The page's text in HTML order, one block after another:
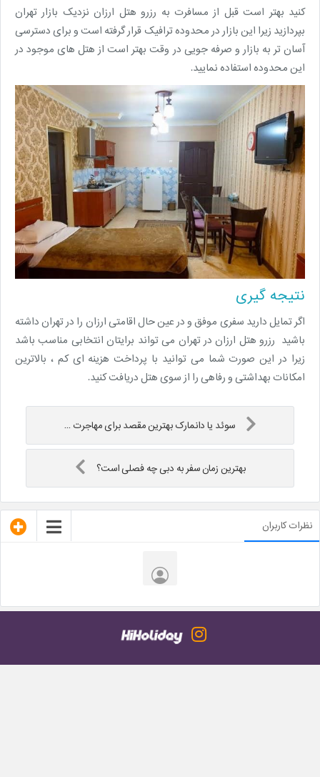
کنید بهتر است قبل از مسافرت به رزرو هتل ارزان نزدیک بازار تهران
بپردازید زیرا این بازار در محدوده ترافیک قرار گرفته است و برای دسترسی
آسان تر به بازار و صرفه جویی در وقت بهتر است از هتل های موجود در
این محدوده استفاده نمایید.
نتیجه گیری
اگر تمایل دارید سفری موفق و در عین حال اقامتی ارزان را در تهران داشته
باشید رزرو هتل ارزان در تهران می تواند برایتان انتخابی مناسب باشد
زیرا در این صورت شما می توانید با پرداخت هزینه ای کم ، بالاترین
امکانات بهداشتی و رفاهی را از سوی هتل دریافت کنید.
سوئد یا دانمارک بهترین مقصد برای مهاجرت ...
بهترین زمان سفر به دبی چه فصلی است؟
نظرات کاربران